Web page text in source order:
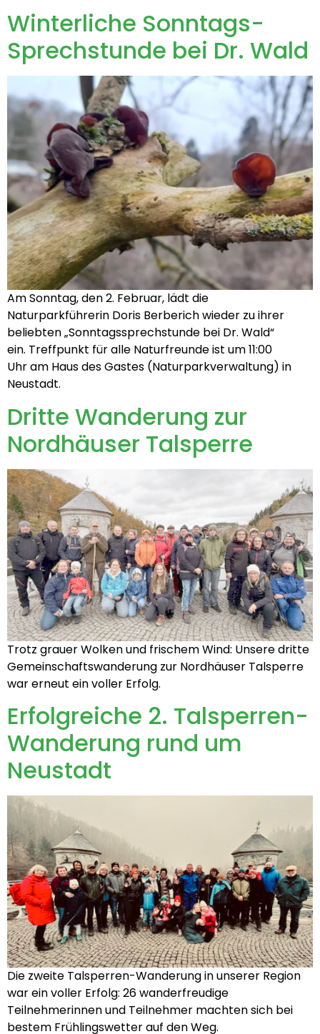
Winterliche Sonntags-
Sprechstunde bei Dr. Wald
Am Sonntag, den 2. Februar, lädt die
Naturparkführerin Doris Berberich wieder zu ihrer
beliebten „Sonntagssprechstunde bei Dr. Wald“
ein. Treffpunkt für alle Naturfreunde ist um 11:00
Uhr am Haus des Gastes (Naturparkverwaltung) in
Neustadt.
Dritte Wanderung zur
Nordhäuser Talsperre
Trotz grauer Wolken und frischem Wind: Unsere dritte
Gemeinschaftswanderung zur Nordhäuser Talsperre
war erneut ein voller Erfolg.
Erfolgreiche 2. Talsperren-
Wanderung rund um
Neustadt
Die zweite Talsperren-Wanderung in unserer Region
war ein voller Erfolg: 26 wanderfreudige
Teilnehmerinnen und Teilnehmer machten sich bei
bestem Frühlingswetter auf den Weg.